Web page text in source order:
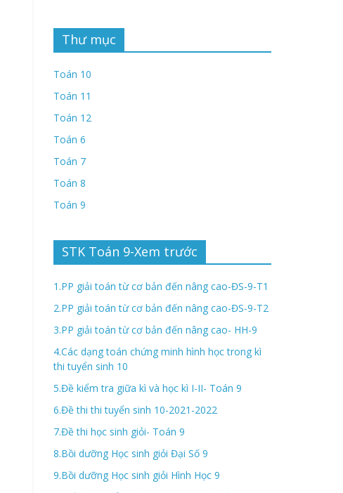
Thư mục
Toán 10
Toán 11
Toán 12
Toán 6
Toán 7
Toán 8
Toán 9
STK Toán 9-Xem trước
1.PP giải toán từ cơ bản đến nâng cao-ĐS-9-T1
2.PP giải toán từ cơ bản đến nâng cao-ĐS-9-T2
3.PP giải toán từ cơ bản đến nâng cao- HH-9
4.Các dạng toán chứng minh hình học trong kì
thi tuyển sinh 10
5.Đề kiểm tra giữa kì và học kì I-II- Toán 9
6.Đề thi thi tuyển sinh 10-2021-2022
7.Đề thi học sinh giỏi- Toán 9
8.Bồi dưỡng Học sinh giỏi Đại Số 9
9.Bồi dưỡng Học sinh giỏi Hình Học 9